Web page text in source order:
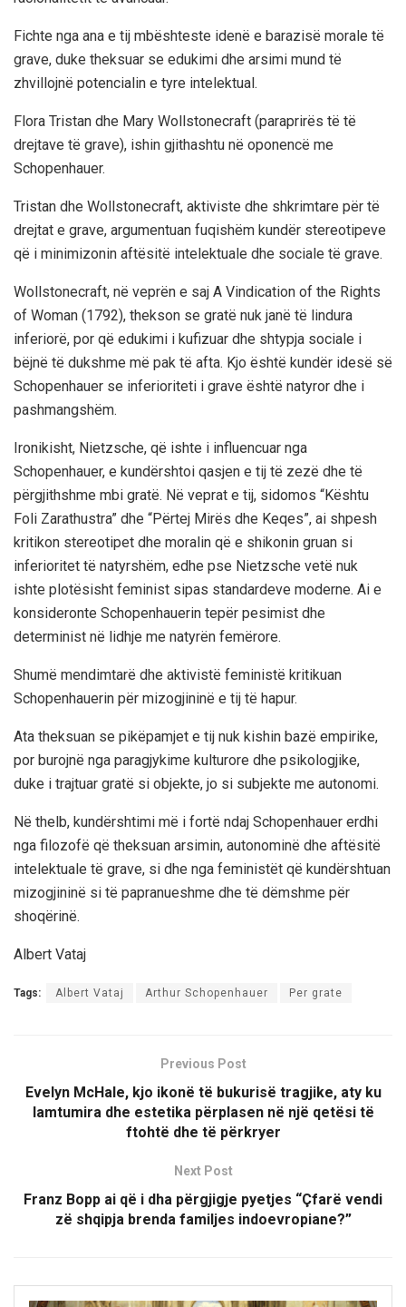
Fichte nga ana e tij mbështeste idenë e barazisë morale të
grave, duke theksuar se edukimi dhe arsimi mund të
zhvillojnë potencialin e tyre intelektual.
Flora Tristan dhe Mary Wollstonecraft (paraprirës të të
drejtave të grave), ishin gjithashtu në oponencë me
Schopenhauer.
Tristan dhe Wollstonecraft, aktiviste dhe shkrimtare për të
drejtat e grave, argumentuan fuqishëm kundër stereotipeve
që i minimizonin aftësitë intelektuale dhe sociale të grave.
Wollstonecraft, në veprën e saj A Vindication of the Rights
of Woman (1792), thekson se gratë nuk janë të lindura
inferiorë, por që edukimi i kufizuar dhe shtypja sociale i
bëjnë të dukshme më pak të afta. Kjo është kundër idesë së
Schopenhauer se inferioriteti i grave është natyror dhe i
pashmangshëm.
Ironikisht, Nietzsche, që ishte i influencuar nga
Schopenhauer, e kundërshtoi qasjen e tij të zezë dhe të
përgjithshme mbi gratë. Në veprat e tij, sidomos “Kështu
Foli Zarathustra” dhe “Përtej Mirës dhe Keqes”, ai shpesh
kritikon stereotipet dhe moralin që e shikonin gruan si
inferioritet të natyrshëm, edhe pse Nietzsche vetë nuk
ishte plotësisht feminist sipas standardeve moderne. Ai e
konsideronte Schopenhauerin tepër pesimist dhe
determinist në lidhje me natyrën femërore.
Shumë mendimtarë dhe aktivistë feministë kritikuan
Schopenhauerin për mizogjininë e tij të hapur.
Ata theksuan se pikëpamjet e tij nuk kishin bazë empirike,
por burojnë nga paragjykime kulturore dhe psikologjike,
duke i trajtuar gratë si objekte, jo si subjekte me autonomi.
Në thelb, kundërshtimi më i fortë ndaj Schopenhauer erdhi
nga filozofë që theksuan arsimin, autonominë dhe aftësitë
intelektuale të grave, si dhe nga feministët që kundërshtuan
mizogjininë si të papranueshme dhe të dëmshme për
shoqërinë.
Albert Vataj
Tags: Albert Vataj Arthur Schopenhauer Per grate
Previous Post
Evelyn McHale, kjo ikonë të bukurisë tragjike, aty ku
lamtumira dhe estetika përplasen në një qetësi të
ftohtë dhe të përkryer
Next Post
Franz Bopp ai që i dha përgjigje pyetjes “Çfarë vendi
zë shqipja brenda familjes indoevropiane?”